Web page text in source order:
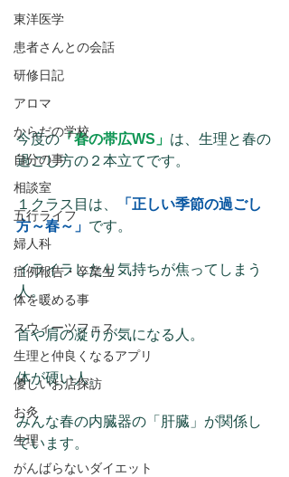
東洋医学
患者さんとの会話
研修日記
アロマ
からだの学校
自分の事
相談室
五行ライフ
婦人科
症例報告・卒業生
体を暖める事
スウィーツフェス
生理と仲良くなるアプリ
優しいお店探訪
お灸
生理
がんばらないダイエット
今度の「春の帯広WS」 は、生理と春の
過ごし方の２本立てです。
１クラス目は、
「正しい季節の過ごし
方～春～」 です。
イライラしたり気持ちが焦ってしまう
人。
首や肩の凝りが気になる人。
体が硬い人。
みんな春の内臓器の「肝臓」が関係し
ています。